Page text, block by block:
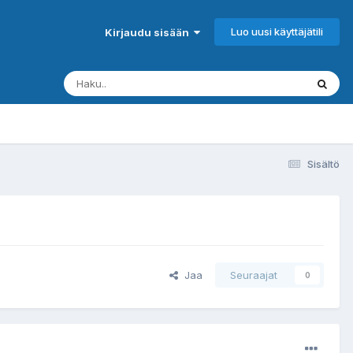
Kirjaudu sisään Luo uusi käyttäjätili
Sisältö
Jaa Seuraajat 0